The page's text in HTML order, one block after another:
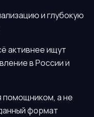
и глубокую
активнее ищут
в России и
помощником, а не
формат